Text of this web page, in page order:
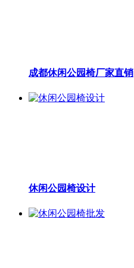
成都休闲公园椅厂家直销
休闲公园椅设计